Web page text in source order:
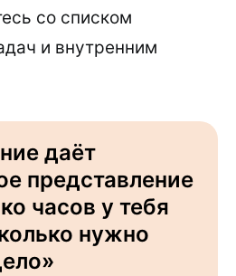
со списком
и внутренним
даёт
представление
часов у тебя
нужно